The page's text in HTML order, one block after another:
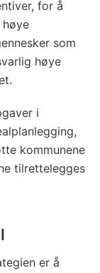
for å
som
høye
i
kommunene
tilrettelegges
er å